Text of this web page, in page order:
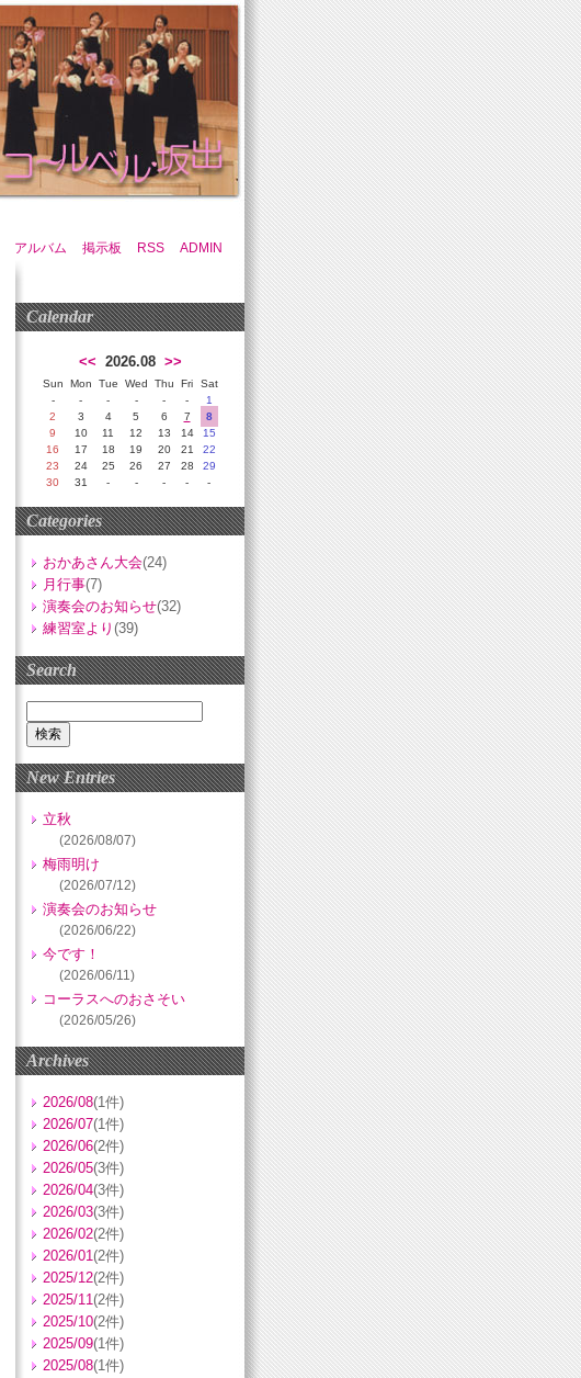
アルバム 掲示板 RSS ADMIN
Calendar
<< 2026.08 >>
Sun Mon Tue Wed Thu Fri
Sat
-
- - - - -
1
2
3 4 5 6 7
8
9
10 11 12 13 14
15
16
17 18 19 20 21
22
23
24 25 26 27 28
29
30
31 - - - - -
Categories
おかあさん大会(24)
月行事(7)
演奏会のお知らせ(32)
練習室より (39)
Search
New Entries
立秋
(2026/08/07)
梅雨明け
(2026/07/12)
演奏会のお知らせ
(2026/06/22)
今です！
(2026/06/11)
コーラスへのおさそい
(2026/05/26)
Archives
2026/08(1件)
2026/07(1件)
2026/06(2件)
2026/05(3件)
2026/04(3件)
2026/03(3件)
2026/02(2件)
2026/01(2件)
2025/12(2件)
2025/11(2件)
2025/10(2件)
2025/09(1件)
2025/08(1件)